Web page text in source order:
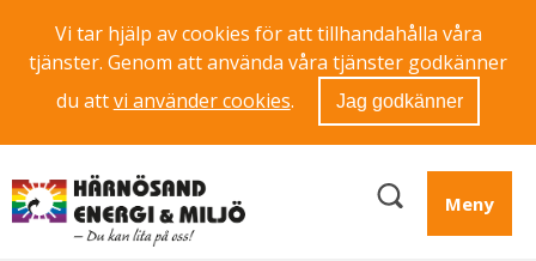
Vi tar hjälp av cookies för att tillhandahålla våra
tjänster. Genom att använda våra tjänster godkänner
du attvi använder cookies. Jag godkänner
Meny